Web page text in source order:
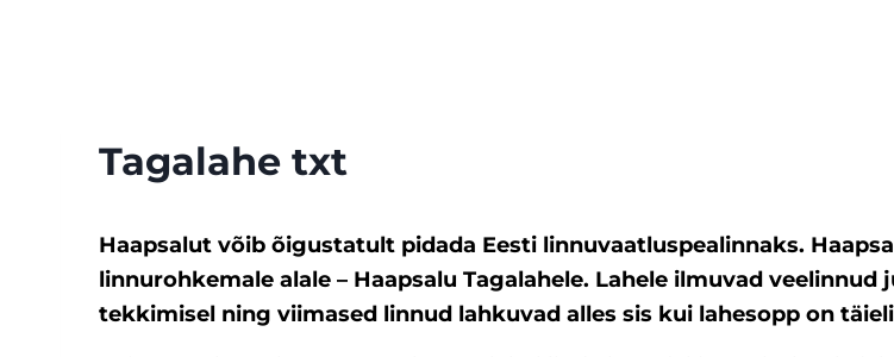
Tagalahe txt
Haapsalut võib õigustatult pidada Eesti linnuvaatluspealinnaks.
linnurohkemale alale – Haapsalu Tagalahele. Lahele ilmuvad
tekkimisel ning viimased linnud lahkuvad alles sis kui lahesopp on